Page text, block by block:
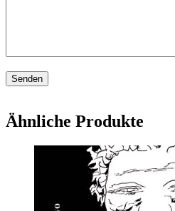
Ähnliche Produkte